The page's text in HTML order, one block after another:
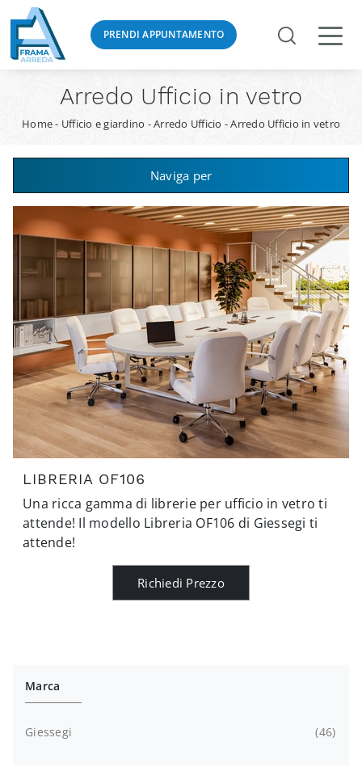
PRENDI APPUNTAMENTO
Arredo Ufficio in vetro
Home- Ufficio e giardino -Arredo Ufficio -Arredo Ufficio in vetro
Naviga per
LIBRERIA OF106
Una ricca gamma di librerie per ufficio in vetro ti
attende! Il modello Libreria OF106 di Giessegi ti
attende!
Richiedi Prezzo
Marca
Giessegi 46